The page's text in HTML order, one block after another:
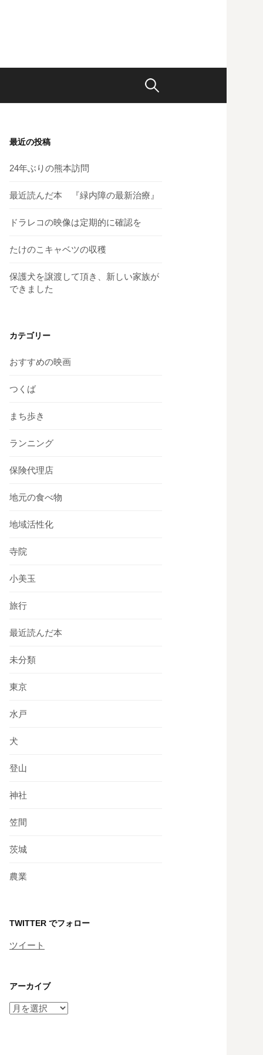
検
最近の投稿
24年ぶりの熊本訪問
最近読んだ本 『緑内障の最新治療』
ドラレコの映像は定期的に確認を
たけのこキャベツの収穫
保護犬を譲渡して頂き、新しい家族が
できました
カテゴリー
おすすめの映画
つくば
まち歩き
ランニング
保険代理店
地元の食べ物
地域活性化
寺院
小美玉
旅行
最近読んだ本
未分類
東京
水戸
犬
登山
神社
笠間
茨城
農業
TWITTER でフォロー
ツイート
アーカイブ
ア